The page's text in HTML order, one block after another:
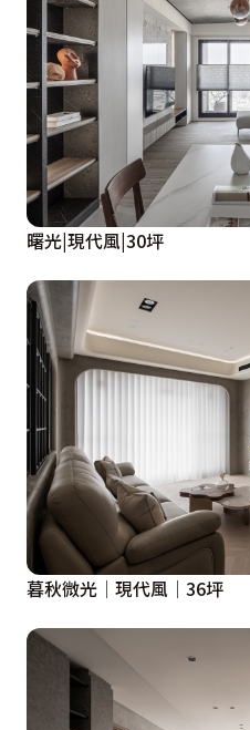
曙光|現代風|30坪
暮秋微光│現代風│36坪